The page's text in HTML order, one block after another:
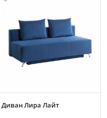
Диван Лира Лайт